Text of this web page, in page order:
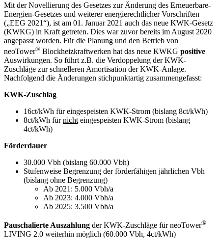
Mit der Novellierung des Gesetzes zur Änderung des Erneuerbare-
Energien-Gesetzes und weiterer energierechtlicher Vorschriften
(„EEG 2021“), ist am 01. Januar 2021 auch das neue KWK-Gesetz
(KWKG) in Kraft getreten. Dies war zuvor bereits im August 2020
angepasst worden. Für die Planung und den Betrieb von
neoTower® Blockheizkraftwerken hat das neue KWKG positive
Auswirkungen. So führt z.B. die Verdoppelung der KWK-
Zuschläge zur schnelleren Amortisation der KWK-Anlage.
Nachfolgend die Änderungen stichpunktartig zusammengefasst:
KWK-Zuschlag
16ct/kWh für eingespeisten KWK-Strom (bislang 8ct/kWh)
8ct/kWh fürnicht eingespeisten KWK-Strom (bislang
4ct/kWh)
Förderdauer
30.000 Vbh (bislang 60.000 Vbh)
Stufenweise Begrenzung der förderfähigen jährlichen Vbh
(bislang ohne Begrenzung)
Ab 2021: 5.000 Vbh/a
Ab 2023: 4.000 Vbh/a
Ab 2025: 3.500 Vbh/a
Pauschalierte Auszahlung der KWK-Zuschläge für neoTower®
LIVING 2.0 weiterhin möglich (60.000 Vbh, 4ct/kWh)